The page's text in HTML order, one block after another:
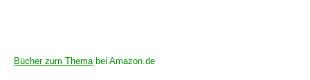
Bücher zum Themabei Amazon.de